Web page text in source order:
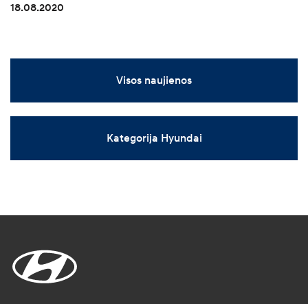
18.08.2020
Visos naujienos
Kategorija Hyundai